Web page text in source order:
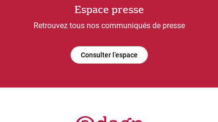
Espace presse
Retrouvez tous nos communiqués de presse
Consulter l’espace